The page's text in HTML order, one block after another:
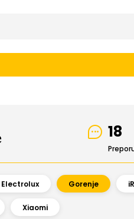
18
Electrolux Gorenje
Xiaomi